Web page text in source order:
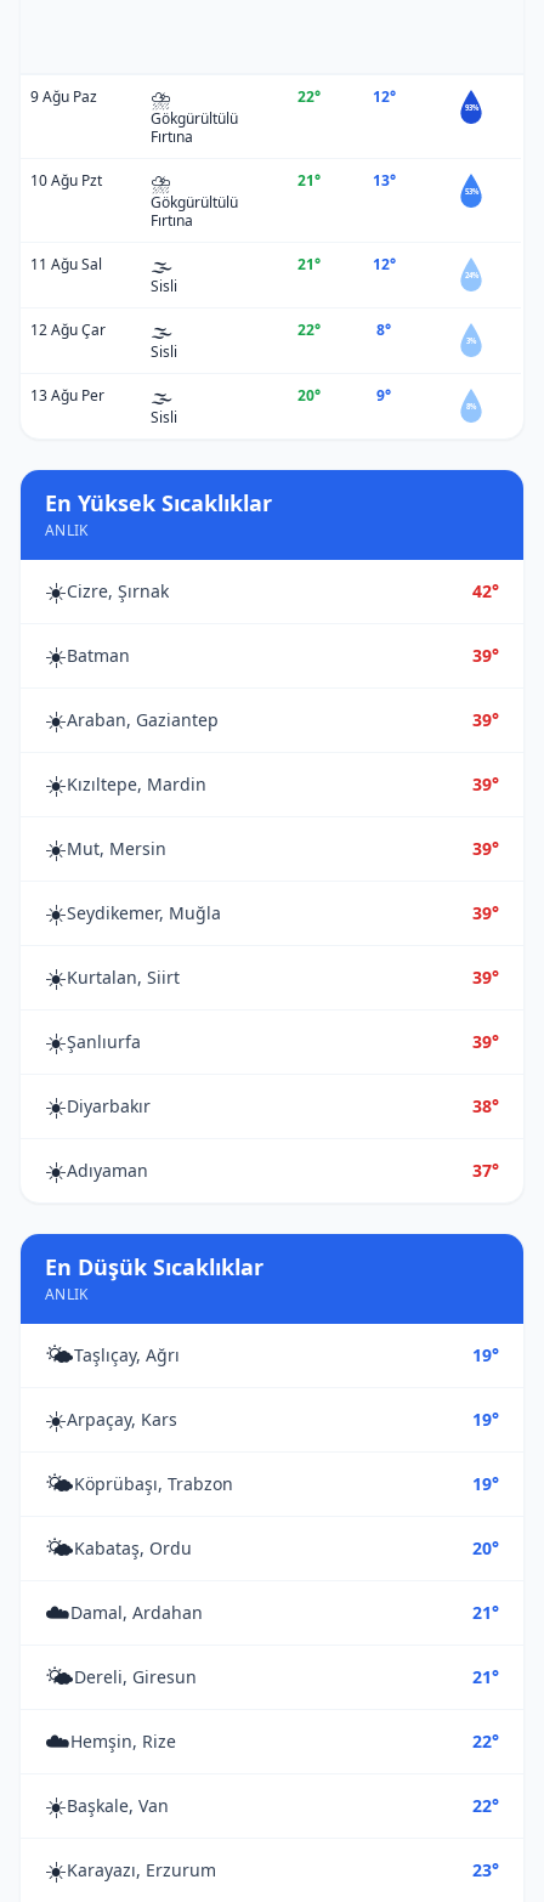
9 Ağu Paz ⛈️
Gökgürültülü
Fırtına
22° 12°
93%
10 Ağu Pzt ⛈️
Gökgürültülü
Fırtına
21° 13°
53%
11 Ağu Sal 🌫️
Sisli
21° 12°
24%
12 Ağu Çar 🌫️
Sisli
22° 8°
3%
13 Ağu Per 🌫️
Sisli
20° 9°
8%
En Yüksek Sıcaklıklar
ANLIK
☀️Cizre, Şırnak 42°
☀️Batman 39°
☀️Araban, Gaziantep 39°
☀️Kızıltepe, Mardin 39°
☀️Mut, Mersin 39°
☀️Seydikemer, Muğla 39°
☀️Kurtalan, Siirt 39°
☀️Şanlıurfa 39°
☀️Diyarbakır 38°
☀️Adıyaman 37°
En Düşük Sıcaklıklar
ANLIK
🌤️Taşlıçay, Ağrı 19°
☀️Arpaçay, Kars 19°
🌤️Köprübaşı, Trabzon 19°
🌤️Kabataş, Ordu 20°
☁️Damal, Ardahan 21°
🌤️Dereli, Giresun 21°
☁️Hemşin, Rize 22°
☀️Başkale, Van 22°
☀️Karayazı, Erzurum 23°